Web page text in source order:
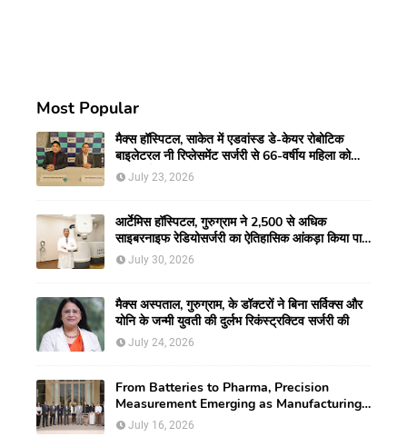
Most Popular
मैक्स हॉस्पिटल, साकेत में एडवांस्ड डे-केयर रोबोटिक
बाइलेटरल नी रिप्लेसमेंट सर्जरी से 66-वर्षीय महिला को
मिली नई गतिशीलता
July 23, 2026
आर्टेमिस हॉस्पिटल, गुरुग्राम ने 2,500 से अधिक
साइबरनाइफ रेडियोसर्जरी का ऐतिहासिक आंकड़ा किया पार,
प्रिसिशन ट्रीटमेंट में मजबूत की अपनी अग्रणी पहचान
July 30, 2026
मैक्स अस्पताल, गुरुग्राम, के डॉक्टरों ने बिना सर्विक्स और
योनि के जन्मी युवती की दुर्लभ रिकंस्ट्रक्टिव सर्जरी की
July 24, 2026
From Batteries to Pharma, Precision
Measurement Emerging as Manufacturing's
New Competitive Edge
July 16, 2026